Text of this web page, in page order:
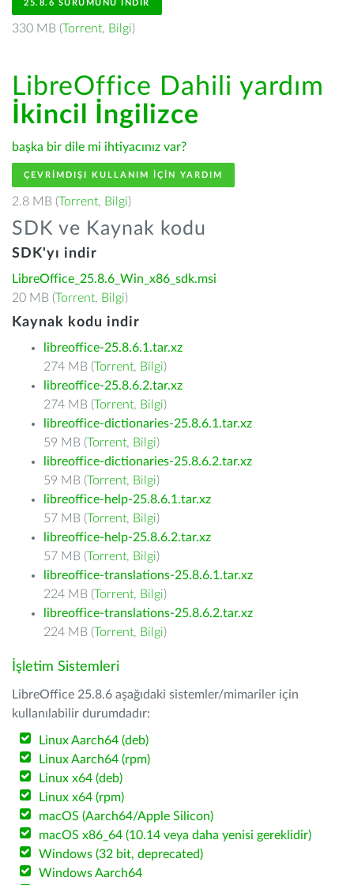
25.8.6 SÜRÜMÜNÜ İNDIR
330 MB (Torrent, Bilgi)
LibreOffice Dahili yardım
İkincil İngilizce
başka bir dile mi ihtiyacınız var?
ÇEVRIMDIŞI KULLANIM IÇIN YARDIM
2.8 MB (Torrent, Bilgi)
SDK ve Kaynak kodu
SDK'yı indir
LibreOffice_25.8.6_Win_x86_sdk.msi
20 MB (Torrent, Bilgi)
Kaynak kodu indir
libreoffice-25.8.6.1.tar.xz
274 MB (Torrent, Bilgi)
libreoffice-25.8.6.2.tar.xz
274 MB (Torrent, Bilgi)
libreoffice-dictionaries-25.8.6.1.tar.xz
59 MB (Torrent, Bilgi)
libreoffice-dictionaries-25.8.6.2.tar.xz
59 MB (Torrent, Bilgi)
libreoffice-help-25.8.6.1.tar.xz
57 MB (Torrent, Bilgi)
libreoffice-help-25.8.6.2.tar.xz
57 MB (Torrent, Bilgi)
libreoffice-translations-25.8.6.1.tar.xz
224 MB (Torrent, Bilgi)
libreoffice-translations-25.8.6.2.tar.xz
224 MB (Torrent, Bilgi)
İşletim Sistemleri
LibreOffice 25.8.6 aşağıdaki sistemler/mimariler için
kullanılabilir durumdadır:
Linux Aarch64 (deb)
Linux Aarch64 (rpm)
Linux x64 (deb)
Linux x64 (rpm)
macOS (Aarch64/Apple Silicon)
macOS x86_64 (10.14 veya daha yenisi gereklidir)
Windows (32 bit, deprecated)
Windows Aarch64